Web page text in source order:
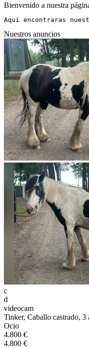
Bienvenido a nuestra
Aquí encontraras
Nuestros anuncios
c
d
videocam
Tinker, Caballo castrado, 3
Ocio
4.800 €
4.800 €